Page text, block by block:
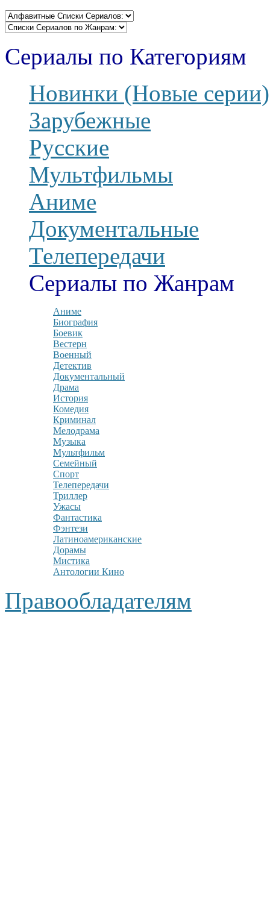
Сериалы по Категориям
Новинки (Новые серии)
Зарубежные
Русские
Мультфильмы
Аниме
Документальные
Телепередачи
Сериалы по Жанрам
Аниме
Биография
Боевик
Вестерн
Военный
Детектив
Документальный
Драма
История
Комедия
Криминал
Мелодрама
Музыка
Мультфильм
Семейный
Спорт
Телепередачи
Триллер
Ужасы
Фантастика
Фэнтези
Латиноамериканские
Дорамы
Мистика
Антологии Кино
Правообладателям